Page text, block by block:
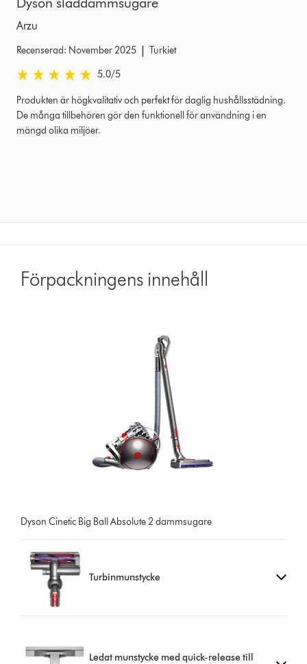
Arzu
Recenserad: November 2025 | Turkiet
5.0 stjärnor av 5 från Recenserad: November 2025 Ratings
5.0/5
Produkten är högkvalitativ och perfekt för daglig hushållsstädning.
De många tillbehören gör den funktionell för användning i en
mängd olika miljöer.
Förpackningens innehåll
Dyson Cinetic Big Ball Absolute 2 dammsugare
Turbinmunstycke
Ledat munstycke med quick-release till